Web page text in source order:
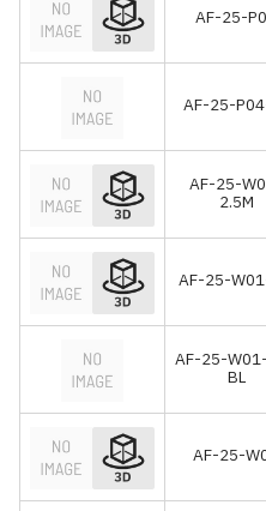
AF-25-
AF-25-
AF-25-
2.5M
AF-25-
AF-25-
BL
AF-25-